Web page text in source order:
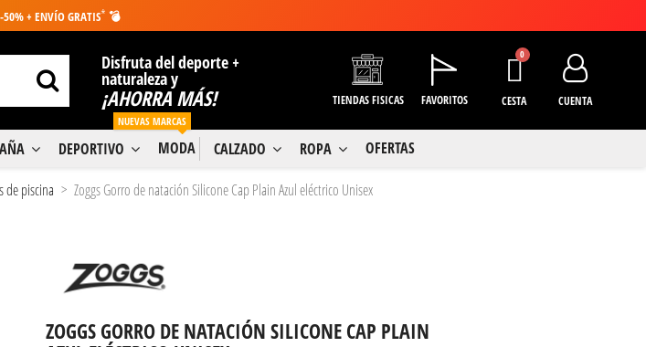
50% + ENVÍO GRATIS* 💣
Disfruta del deporte +
naturaleza y
¡AHORRA MÁS! TIENDAS FISICAS FAVORITOS CESTA CUENTA
DEPORTIVO MODA
NUEVAS MARCAS
CALZADO ROPA OFERTAS
de piscina Zoggs Gorro de natación Silicone Cap Plain Azul eléctrico Unisex
ZOGGS GORRO DE NATACIÓN SILICONE CAP PLAIN